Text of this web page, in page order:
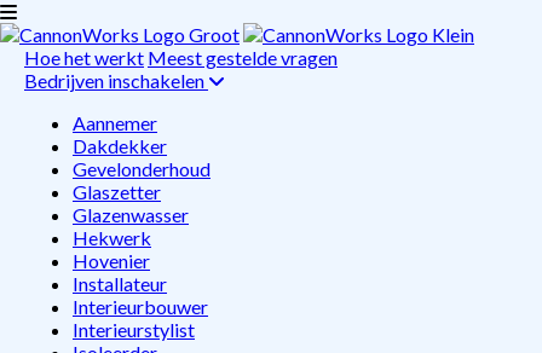
Hoe het werkt Meest gestelde vragen
Bedrijven inschakelen
Aannemer
Dakdekker
Gevelonderhoud
Glaszetter
Glazenwasser
Hekwerk
Hovenier
Installateur
Interieurbouwer
Interieurstylist